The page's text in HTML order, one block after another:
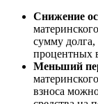
Снижение
сумму
процентных
Меньший
взноса